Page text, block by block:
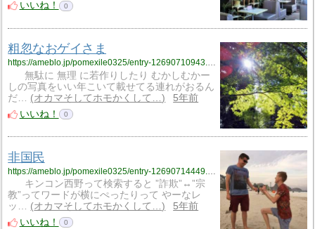
いいね！
0
粗忽なおゲイさま
https://ameblo.jp/pomexile0325/entry-12690710943.html
無駄に 無理 に若作りしたり むかしむかー
しの写真をいい年こいて載せてる連れがおるん
だ…
オカマそしてホモかくして…
5年前
いいね！
0
非国民
キンコン西野って検索すると ”詐欺”↔”宗
教”ってワードが横にぺったりって やーなレ
ッ…
オカマそしてホモかくして…
5年前
いいね！
0